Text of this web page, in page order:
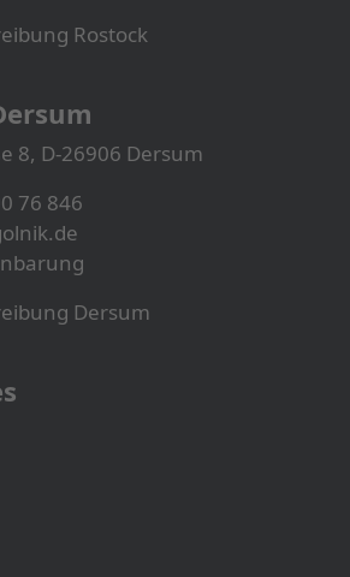
Rostock
8, D-26906 Dersum
76 846
Dersum